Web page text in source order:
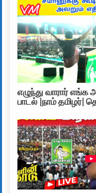
எழுந்து வாரார்
பாடல் |நாம் தமிழர்|